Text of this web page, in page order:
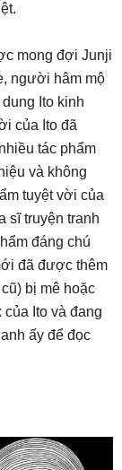
mong đợi Junji
người hâm mộ
Ito kinh
của Ito đã
tác phẩm
và không
tuyệt vời của
sĩ truyện tranh
đáng chú
đã được thêm
bị mê hoặc
Ito và đang
ấy để đọc